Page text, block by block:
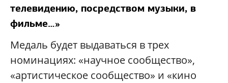
телевидению, посредством музыки, в
фильме…»
Медаль будет выдаваться в трех
номинациях: «научное сообщество»,
«артистическое сообщество» и «кино